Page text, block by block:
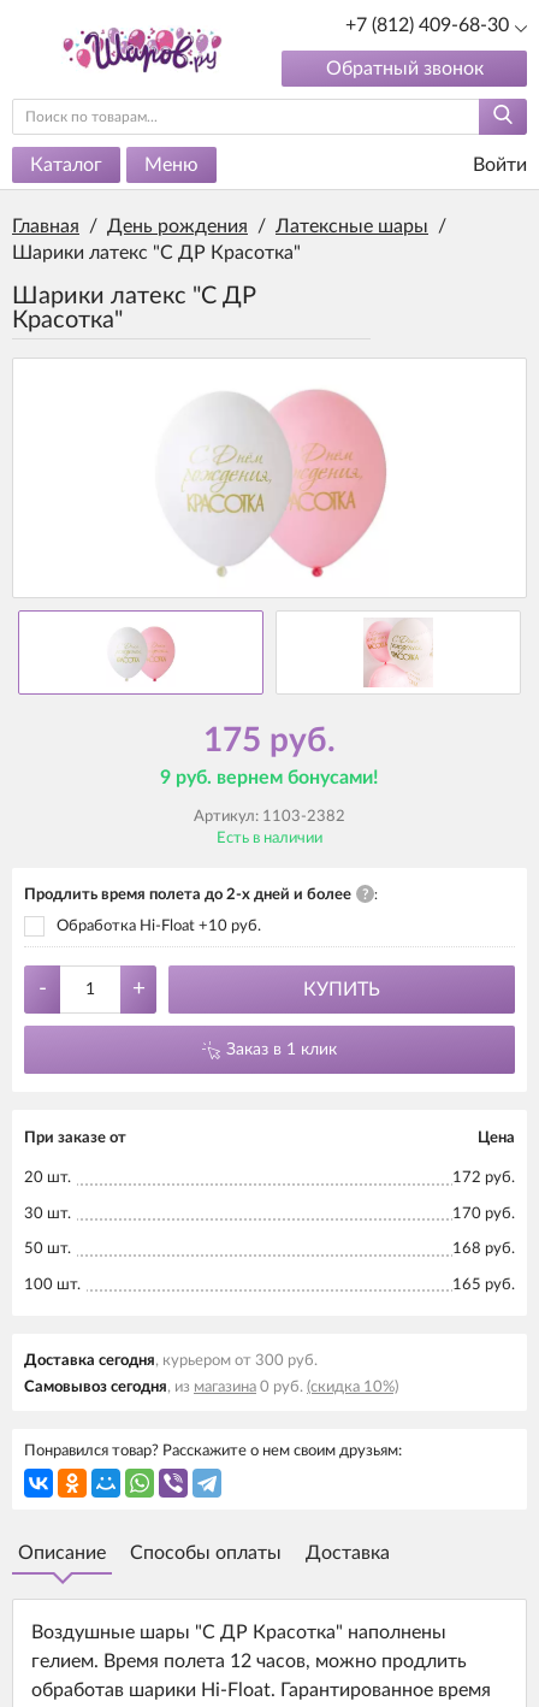
+7 (812) 409-68-30
Обратный звонок
Каталог Меню Войти
Главная / День рождения / Латексные шары
/
Шарики латекс "С ДР Красотка"
Шарики латекс "С ДР
Красотка"
175 руб.
9 руб. вернем бонусами!
Артикул: 1103-2382
Есть в наличии
Продлить время полета до 2-х дней и более ? :
Обработка Hi-Float +10 руб.
- + КУПИТЬ
Заказ в 1 клик
При заказе от Цена
20 шт. 172 руб.
30 шт. 170 руб.
50 шт. 168 руб.
100 шт. 165 руб.
Доставка cегодня, курьером от 300 руб.
Самовывоз cегодня, из магазина 0 руб. (скидка 10%)
Понравился товар? Расскажите о нем своим друзьям:
Описание Способы оплаты Доставка
Воздушные шары "С ДР Красотка" наполнены
гелием. Время полета 12 часов, можно продлить
обработав шарики Hi-Float. Гарантированное время